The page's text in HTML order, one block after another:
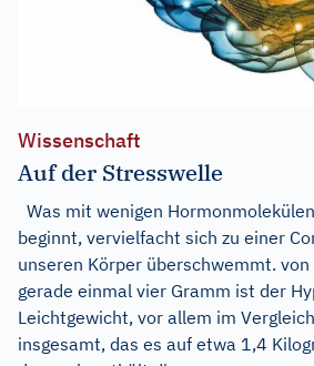
Wissenschaft
Auf der Stresswelle
Was mit wenigen
beginnt, vervielfacht sich zu einer
unseren Körper überschwemmt. von
gerade einmal vier Gramm ist der
Leichtgewicht, vor allem im
insgesamt, das es auf etwa 1,4